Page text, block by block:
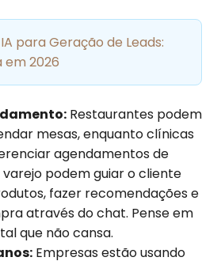
IA para Geração de Leads:
em 2026
Restaurantes podem
mesas, enquanto clínicas
agendamentos de
varejo podem guiar o cliente
fazer recomendações e
através do chat. Pense em
que não cansa.
Empresas estão usando